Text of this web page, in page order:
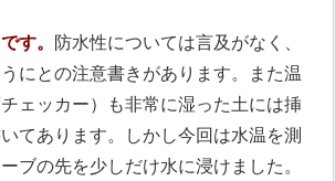
す。
防水性については言及がなく、
にとの注意書きがあります。また温
ェッカー）も非常に湿った土には挿
てあります。しかし今回は水温を測
ブの先を少しだけ水に浸けました。